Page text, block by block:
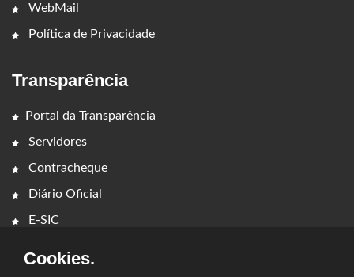
WebMail
Política de Privacidade
Transparência
Portal da Transparência
Servidores
Contracheque
Diário Oficial
E-SIC
Cookies.